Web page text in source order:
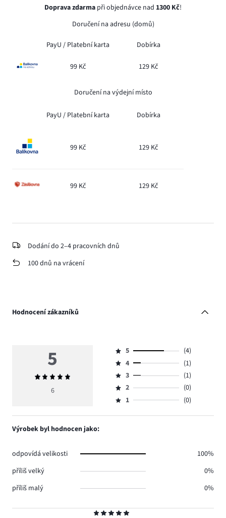
Doprava zdarma při objednávce nad 1300 Kč!
Doručení na adresu (domů)
PayU / Platební karta Dobírka
99 Kč 129 Kč
Doručení na výdejní místo
PayU / Platební karta Dobírka
99 Kč 129 Kč
99 Kč 129 Kč
Dodání do 2–4 pracovních dnů
100 dnů na vrácení
Hodnocení zákazníků
5
Průměrné
hodnocení
6
Hodnocení
5,
počet
hlasů
4.
5
(4)
Hodnocení
4,
počet
hlasů
4
(1)
Hodnocení
3,
počet
3
(1)
Hodnocení
2,
2
(0)
Hodnocení
1,
1 (0)
Výrobek byl hodnocen jako:
odpovídá velikosti
100%
příliš velký
0%
příliš malý
0%